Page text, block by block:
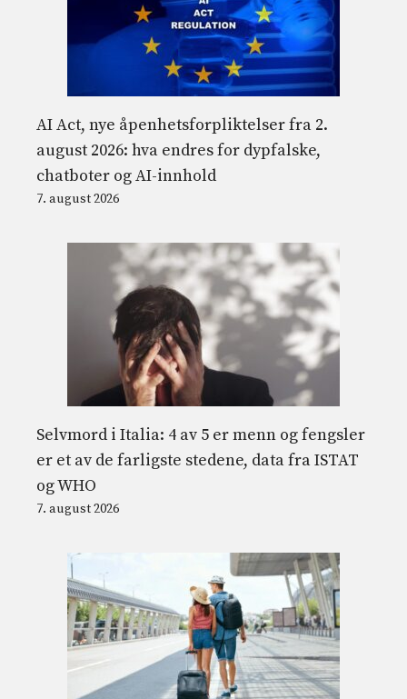
AI Act, nye åpenhetsforpliktelser fra 2.
august 2026: hva endres for dypfalske,
chatboter og AI-innhold
7. august 2026
Selvmord i Italia: 4 av 5 er menn og fengsler
er et av de farligste stedene, data fra ISTAT
og WHO
7. august 2026